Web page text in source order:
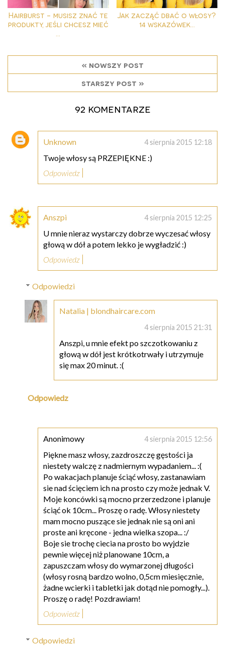
Hairburst - musisz znać te
produkty, jeśli chcesz mieć
Jak zacząć dbać o włosy?
14 wskazówek...
« nowszy post
starszy post »
92 komentarze
Unknown 4 sierpnia 2015 12:18
Twoje włosy są PRZEPIĘKNE :)
Odpowiedz
Anszpi 4 sierpnia 2015 12:25
U mnie nieraz wystarczy dobrze wyczesać włosy
głową w dół a potem lekko je wygładzić :)
Odpowiedz
Odpowiedzi
Natalia | blondhaircare.com
4 sierpnia 2015 21:31
Anszpi, u mnie efekt po szczotkowaniu z
głową w dół jest krótkotrwały i utrzymuje
się max 20 minut. :(
Odpowiedz
Anonimowy 4 sierpnia 2015 12:56
Piękne masz włosy, zazdroszczę gęstości ja
niestety walczę z nadmiernym wypadaniem... :(
Po wakacjach planuje ściąć włosy, zastanawiam
sie nad ścięciem ich na prosto czy może jednak V.
Moje koncówki są mocno przerzedzone i planuje
ściąć ok 10cm... Proszę o radę. Włosy niestety
mam mocno puszące sie jednak nie są oni ani
proste ani kręcone - jedna wielka szopa... :/
Boje sie trochę ciecia na prosto bo wyjdzie
pewnie więcej niż planowane 10cm, a
zapuszczam włosy do wymarzonej długości
(włosy rosną bardzo wolno, 0,5cm miesięcznie,
żadne wcierki i tabletki jak dotąd nie pomogły...).
Proszę o radę! Pozdrawiam!
Odpowiedz
Odpowiedzi